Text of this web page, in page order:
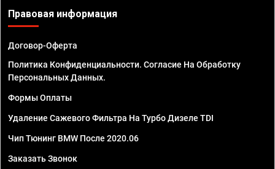
Правовая информация
Договор-Оферта
Политика Конфиденциальности. Согласие На Обработку
Персональных Данных.
Формы Оплаты
Удаление Сажевого Фильтра На Турбо Дизеле TDI
Чип Тюнинг BMW После 2020.06
Заказать Звонок